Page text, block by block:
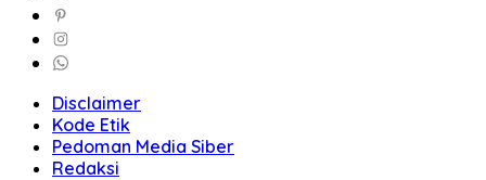
Disclaimer
Kode Etik
Pedoman Media Siber
Redaksi